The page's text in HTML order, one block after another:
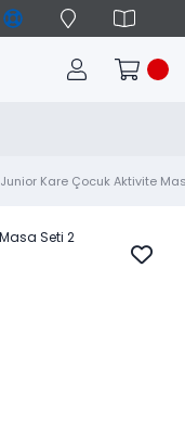
Junior Kare Çocuk Aktivite